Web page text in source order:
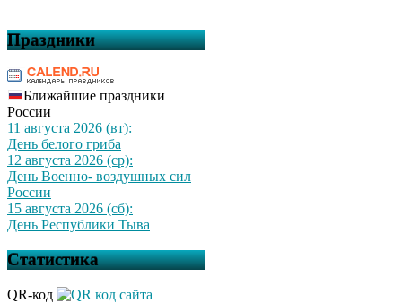
Праздники
Ближайшие праздники
России
11 августа 2026 (вт):
День белого гриба
12 августа 2026 (ср):
День Военно- воздушных сил
России
15 августа 2026 (сб):
День Республики Тыва
Статистика
QR-код